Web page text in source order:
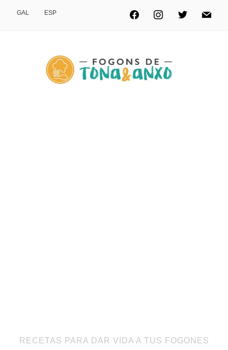
GAL ESP
RECETAS PARA DAR VIDA A TUS FOGONES